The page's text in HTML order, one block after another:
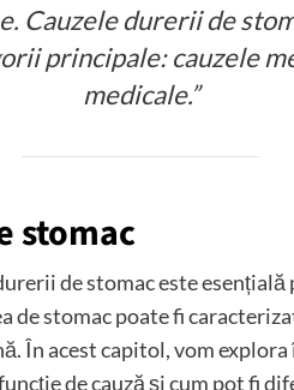
Cauzele durerii de
principale: cauzele
medicale.”
stomac
de stomac este
stomac poate fi
În acest capitol, vom
de cauză și cum pot fi